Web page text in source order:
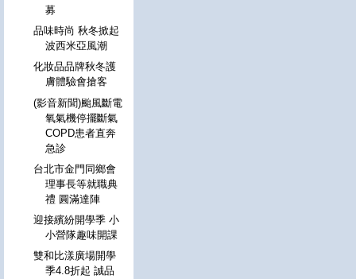
募
品味時尚 秋冬掀起
波西米亞風潮
化妝品品牌秋冬護
膚體驗會搶客
(影音新聞)颱風斷電
氧氣機停擺斷氣
COPD患者直奔
急診
台北市金門同鄉會
理事長等就職典
禮 圓滿達陣
迎接繽紛開學季 小
小營隊趣味開課
雙和比漾廣場開學
季4.8折起 誠品